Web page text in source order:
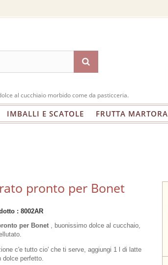
al cucchiaio morbido come da pasticceria.
IMBALLI E SCATOLE FRUTTA
pronto per Bonet
: 8002AR
per Bonet , buonissimo dolce al cucchaio,
c'e tutto cio' che ti serve, aggiungi 1 l di latte
dolce perfetto.